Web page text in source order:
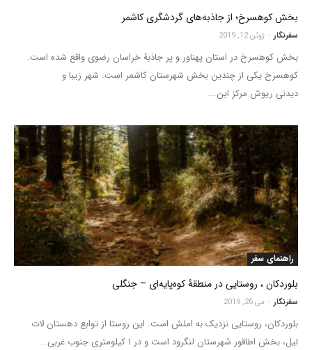
بخش کوهسرخ؛ از جاذبه‌های گردشگری کاشمر
سفرنگار - ژوئن 12, 2019
بخش کوهسرخ در استان پهناور و پر جاذبۀ خراسان رضوی واقع شده است.
کوهسرخ یکی از چندین بخش شهرستان کاشمر است. شهر زیبا و
دیدنی ریوش مرکز این...
راهنمای سفر
بلوردکان ، روستایی در منطقۀ کوه‌پایه‌ای – جنگلی
سفرنگار - می 26, 2019
بلوردکان، روستایی نزدیک به املش است. این روستا از توابع دهستان لات
لیل، بخش اطاقور شهرستان لنگرود است و در ۱ کیلومتری جنوب غربی...